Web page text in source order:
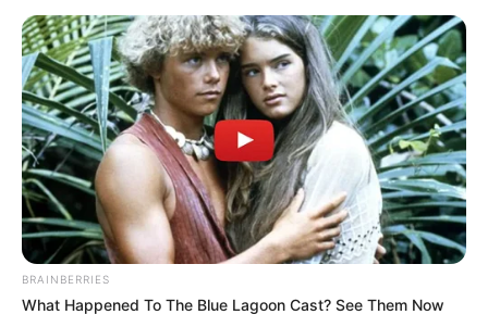
BRAINBERRIES
What Happened To The Blue Lagoon Cast? See Them Now